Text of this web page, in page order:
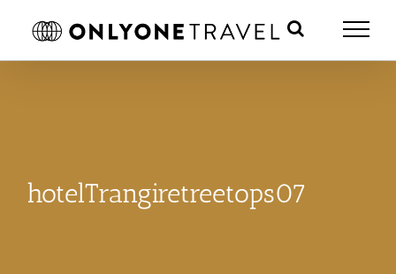
hotelTrangiretreetops07